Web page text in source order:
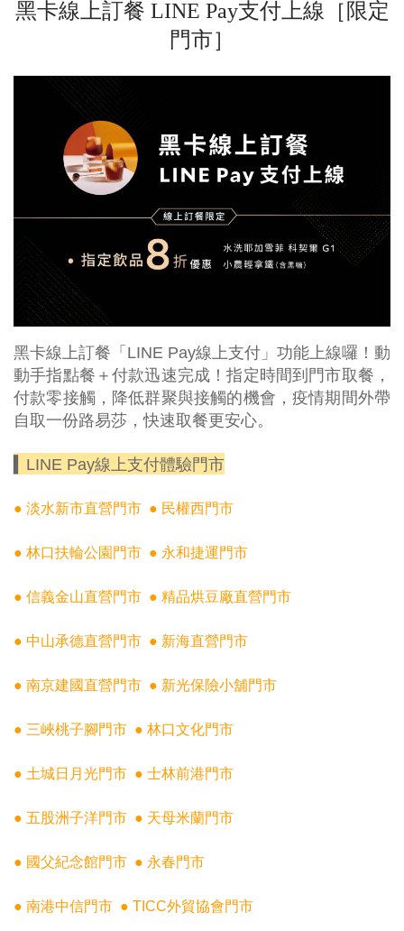
黑卡線上訂餐 LINE Pay支付上線［限定
門市］
黑卡線上訂餐「LINE Pay線上支付」功能上線囉！動
動手指點餐＋付款迅速完成！指定時間到門市取餐，
付款零接觸，降低群聚與接觸的機會，疫情期間外帶
自取一份路易莎，快速取餐更安心。
▍LINE Pay線上支付體驗門市
● 淡水新市直營門市 ● 民權西門市
● 林口扶輪公園門市 ● 永和捷運門市
● 信義金山直營門市 ● 精品烘豆廠直營門市
● 中山承德直營門市 ● 新海直營門市
● 南京建國直營門市 ● 新光保險小舖門市
● 三峽桃子腳門市 ● 林口文化門市
● 土城日月光門市 ● 士林前港門市
● 五股洲子洋門市 ● 天母米蘭門市
● 國父紀念館門市 ● 永春門市
● 南港中信門市 ● TICC外貿協會門市